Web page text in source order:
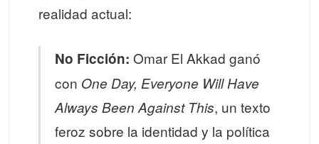
realidad actual:
No Ficción: Omar El Akkad ganó
con One Day, Everyone Will Have
Always Been Against This, un texto
feroz sobre la identidad y la política